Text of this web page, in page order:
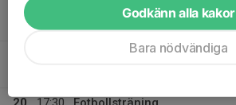
19
Tor
Skoprovning
Fotbollsträning
Godkänn alla kakor
Bara nödvändiga